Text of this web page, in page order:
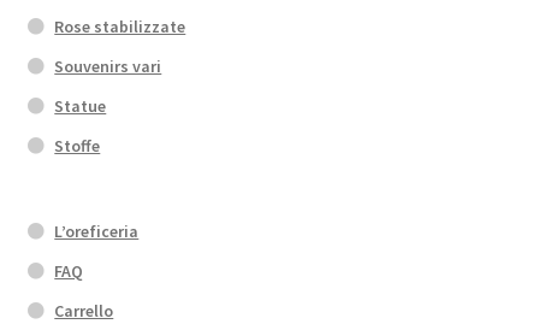
Rose stabilizzate
Souvenirs vari
Statue
Stoffe
L’oreficeria
FAQ
Carrello